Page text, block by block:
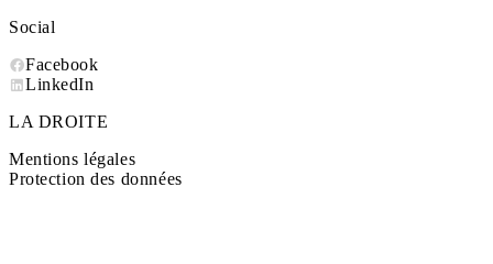
Social
Facebook
LinkedIn
LA DROITE
Mentions légales
Protection des données